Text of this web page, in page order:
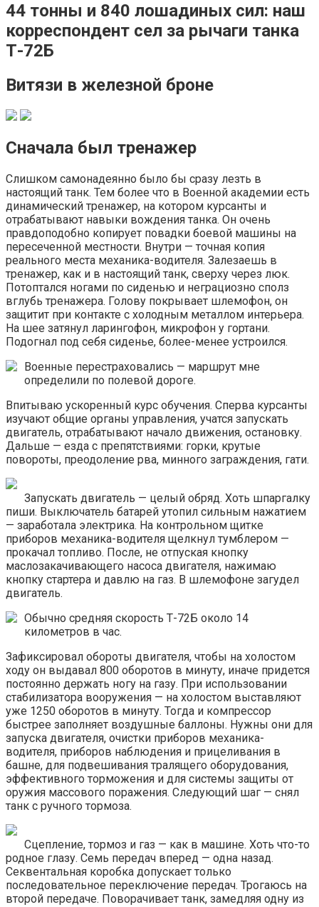
44 тонны и 840 лошадиных сил: наш
корреспондент сел за рычаги танка
Т-72Б
Витязи в железной броне
Сначала был тренажер
Слишком самонадеянно было бы сразу лезть в
настоящий танк. Тем более что в Военной академии есть
динамический тренажер, на котором курсанты и
отрабатывают навыки вождения танка. Он очень
правдоподобно копирует повадки боевой машины на
пересеченной местности. Внутри — точная копия
реального места механика-водителя. Залезаешь в
тренажер, как и в настоящий танк, сверху через люк.
Потоптался ногами по сиденью и неграциозно сполз
вглубь тренажера. Голову покрывает шлемофон, он
защитит при контакте с холодным металлом интерьера.
На шее затянул ларингофон, микрофон у гортани.
Подогнал под себя сиденье, более-менее устроился.
Военные перестраховались — маршрут мне
определили по полевой дороге.
Впитываю ускоренный курс обу­чения. Сперва курсанты
изучают общие органы управления, учатся запускать
двигатель, отрабатывают начало движения, остановку.
Дальше — езда с препятствиями: горки, крутые
повороты, преодоление рва, минного заграждения, гати.
Запускать двигатель — целый обряд. Хоть шпаргалку
пиши. Выключатель батарей утопил сильным нажатием
— заработала электрика. На контрольном щитке
приборов механика-водителя щелкнул тумблером —
прокачал топливо. После, не отпуская кнопку
маслозакачивающего насоса двигателя, нажимаю
кнопку стартера и давлю на газ. В шлемофоне загудел
двигатель.
Обычно средняя скорость Т-72Б около 14
километров в час.
Зафиксировал обороты двигателя, чтобы на холостом
ходу он выдавал 800 оборотов в минуту, иначе придется
постоянно держать ногу на газу. При использовании
стабилизатора вооружения — на холостом выставляют
уже 1250 оборотов в минуту. Тогда и компрессор
быстрее заполняет воздушные баллоны. Нужны они для
запуска двигателя, очистки приборов механика-
водителя, приборов наблюдения и прицеливания в
башне, для подвешивания тралящего оборудования,
эффективного торможения и для системы защиты от
оружия массового поражения. Следующий шаг — снял
танк с ручного тормоза.
Сцепление, тормоз и газ — как в машине. Хоть что-то
родное глазу. Семь передач вперед — одна назад.
Секвентальная коробка допускает только
последовательное переключение передач. Трогаюсь на
второй передаче. Поворачивает танк, замедляя одну из